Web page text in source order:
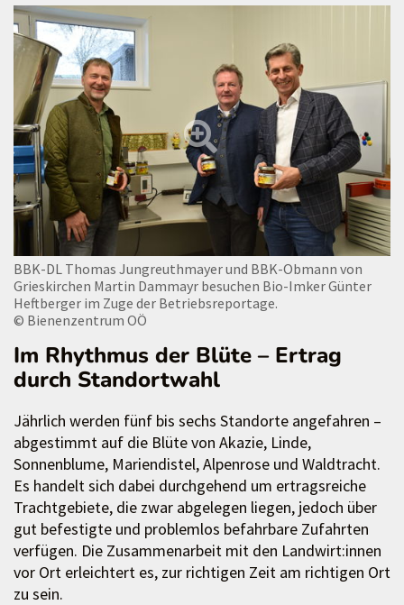
BBK-DL Thomas Jungreuthmayer und BBK-Obmann von
Grieskirchen Martin Dammayr besuchen Bio-Imker Günter
Heftberger im Zuge der Betriebsreportage.
© Bienenzentrum OÖ
Im Rhythmus der Blüte – Ertrag
durch Standortwahl
Jährlich werden fünf bis sechs Standorte angefahren –
abgestimmt auf die Blüte von Akazie, Linde,
Sonnenblume, Mariendistel, Alpenrose und Waldtracht.
Es handelt sich dabei durchgehend um ertragsreiche
Trachtgebiete, die zwar abgelegen liegen, jedoch über
gut befestigte und problemlos befahrbare Zufahrten
verfügen. Die Zusammenarbeit mit den Landwirt:innen
vor Ort erleichtert es, zur richtigen Zeit am richtigen Ort
zu sein.